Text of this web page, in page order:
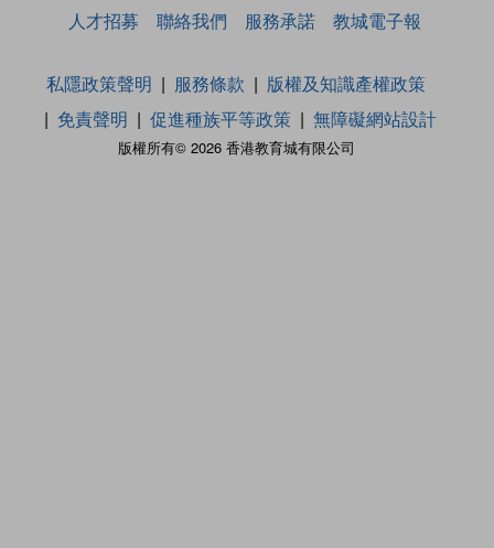
人才招募
聯絡我們 服務承諾 教城電子報
版權所有© 2026 香港教育城有限公司
私隱政策聲明 服務條款
版權及知識產權政策
免責聲明
促進種族平等政策 無障礙網站設計